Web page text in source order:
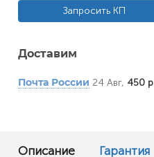
Запросить КП
Доставим
Почта России 24 Авг, 450 р
Описание Гарантия